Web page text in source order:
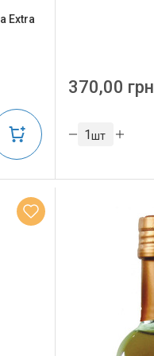
Extra
370,00 грн
шт